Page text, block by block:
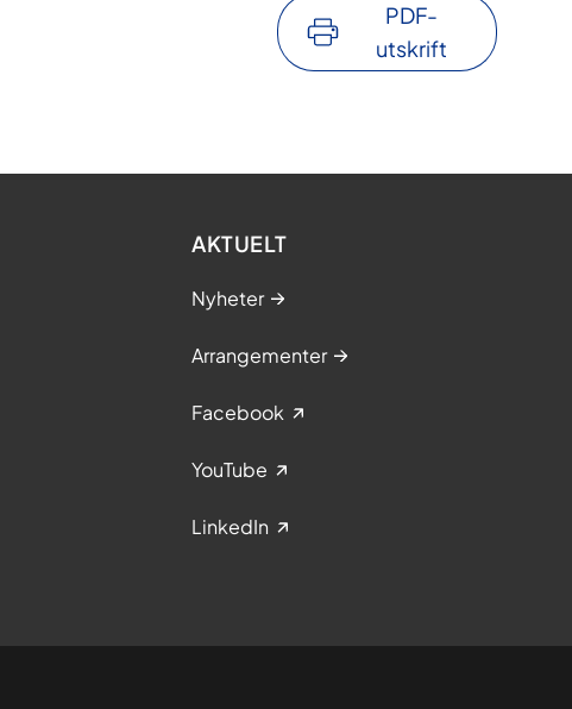
PDF-
utskrift
AKTUELT
Nyheter
Arrangementer
Facebook
YouTube
LinkedIn